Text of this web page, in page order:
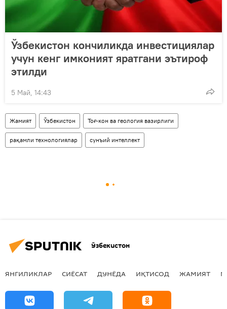
Ўзбекистон кончиликда инвестициялар
учун кенг имконият яратгани эътироф
этилди
5 Май, 14:43
Жамият Ўзбекистон Тоғ-кон ва геология вазирлиги
рақамли технологиялар сунъий интеллект
Ўзбекистон
ЯНГИЛИКЛАР СИЁСАТ ДУНЁДА ИҚТИСОД ЖАМИЯТ